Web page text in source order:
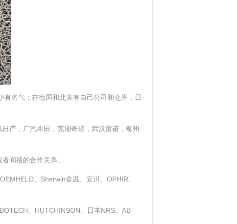
名气；在德国和北美有自己公司和仓库，日
产，广汽本田，芜湖奇瑞，武汉雷诺，柳州
间接的合作关系。
、Sherwin舍温、安川、OPHIR、
、HUTCHINSON、日本NRS、AB